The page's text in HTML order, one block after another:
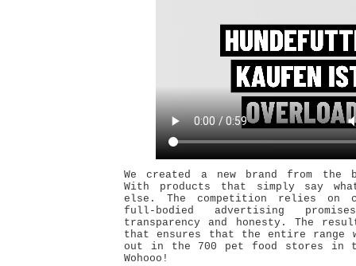
We created a new brand from the
With products that simply say
else. The competition relies on
full-bodied advertising
transparency and honesty. The
that ensures that the entire range
out in the 700 pet food stores
Wohooo!